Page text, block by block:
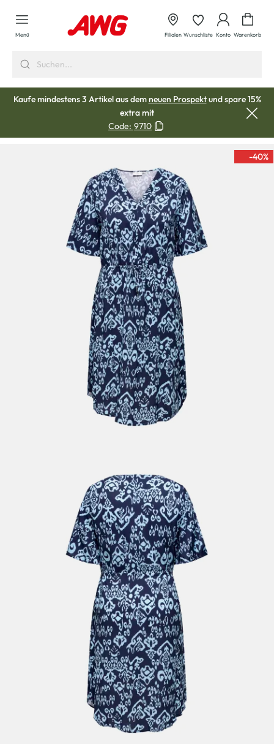
springen
Menü Filialen Wunschliste Konto Warenkorb
Kaufe mindestens 3 Artikel aus demneuen Prospektund spare 15%
extra mit
Code: 9710
-40%